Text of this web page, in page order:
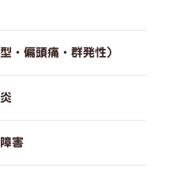
・偏頭痛・群発性）
害